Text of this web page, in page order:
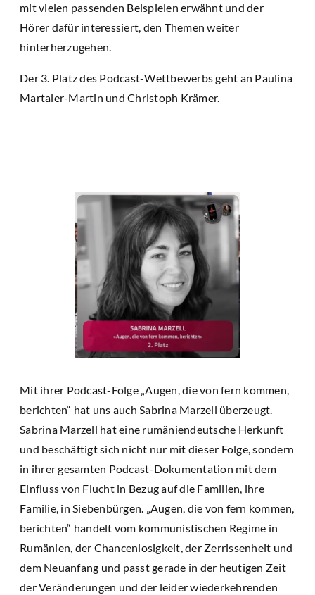
mit vielen passenden Beispielen erwähnt und der
Hörer dafür interessiert, den Themen weiter
hinterherzugehen.
Der 3. Platz des Podcast-Wettbewerbs geht an Paulina
Martaler-Martin und Christoph Krämer.
Mit ihrer Podcast-Folge „Augen, die von fern kommen,
berichten“ hat uns auch Sabrina Marzell überzeugt.
Sabrina Marzell hat eine rumäniendeutsche Herkunft
und beschäftigt sich nicht nur mit dieser Folge, sondern
in ihrer gesamten Podcast-Dokumentation mit dem
Einfluss von Flucht in Bezug auf die Familien, ihre
Familie, in Siebenbürgen. „Augen, die von fern kommen,
berichten“ handelt vom kommunistischen Regime in
Rumänien, der Chancenlosigkeit, der Zerrissenheit und
dem Neuanfang und passt gerade in der heutigen Zeit
der Veränderungen und der leider wiederkehrenden